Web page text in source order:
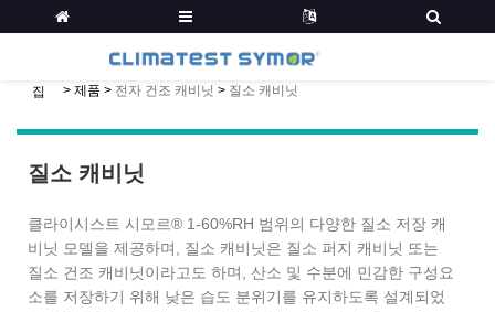
집 > 제품 > 전자 건조 캐비닛 > 질소 캐비닛
질소 캐비닛
클라이시스트 시모르® 1-60%RH 범위의 다양한 질소 저장 캐
비닛 모델을 제공하며, 질소 캐비닛은 질소 퍼지 캐비닛 또는
질소 건조 캐비닛이라고도 하며, 산소 및 수분에 민감한 구성요
소를 저장하기 위해 낮은 습도 분위기를 유지하도록 설계되었